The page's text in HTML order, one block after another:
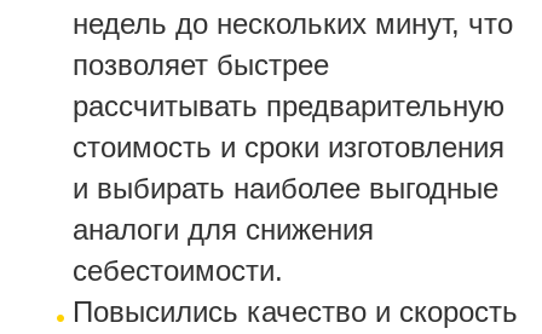
недель до нескольких минут, что
позволяет быстрее
рассчитывать предварительную
стоимость и сроки изготовления
и выбирать наиболее выгодные
аналоги для снижения
себестоимости.
Повысились качество и скорость